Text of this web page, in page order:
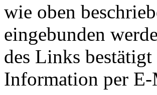
wie oben
eingebunden
des Links
Information per